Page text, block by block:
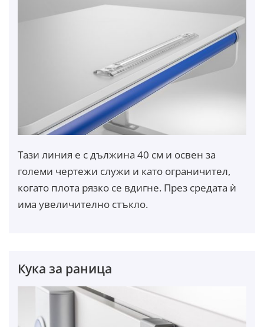
Тази линия е с дължина 40 см и освен за
големи чертежи служи и като ограничител,
когато плота рязко се вдигне. През средата ѝ
има увеличително стъкло.
Кука за раница